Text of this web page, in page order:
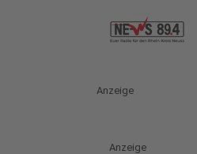
Anzeige
Anzeige